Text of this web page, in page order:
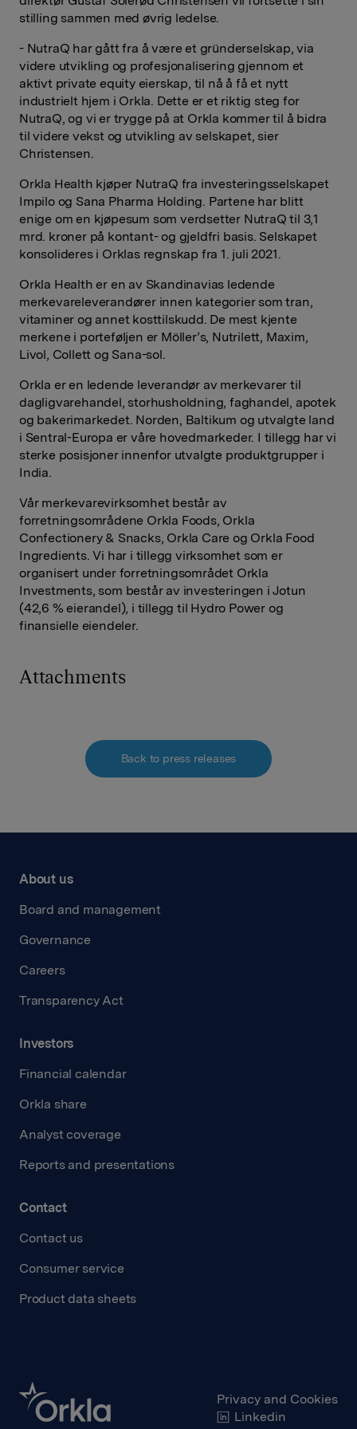
stilling sammen med øvrig ledelse.
- NutraQ har gått fra å være et gründerselskap, via
videre utvikling og profesjonalisering gjennom et
aktivt private equity eierskap, til nå å få et nytt
industrielt hjem i Orkla. Dette er et riktig steg for
NutraQ, og vi er trygge på at Orkla kommer til å bidra
til videre vekst og utvikling av selskapet, sier
Christensen.
Orkla Health kjøper NutraQ fra investeringsselskapet
Impilo og Sana Pharma Holding. Partene har blitt
enige om en kjøpesum som verdsetter NutraQ til 3,1
mrd. kroner på kontant- og gjeldfri basis. Selskapet
konsolideres i Orklas regnskap fra 1. juli 2021.
Orkla Health er en av Skandinavias ledende
merkevareleverandører innen kategorier som tran,
vitaminer og annet kosttilskudd. De mest kjente
merkene i porteføljen er Möller’s, Nutrilett, Maxim,
Livol, Collett og Sana-sol.
Orkla er en ledende leverandør av merkevarer til
dagligvarehandel, storhusholdning, faghandel, apotek
og bakerimarkedet. Norden, Baltikum og utvalgte land
i Sentral-Europa er våre hovedmarkeder. I tillegg har vi
sterke posisjoner innenfor utvalgte produktgrupper i
India.
Vår merkevarevirksomhet består av
forretningsområdene Orkla Foods, Orkla
Confectionery & Snacks, Orkla Care og Orkla Food
Ingredients. Vi har i tillegg virksomhet som er
organisert under forretningsområdet Orkla
Investments, som består av investeringen i Jotun
(42,6 % eierandel), i tillegg til Hydro Power og
finansielle eiendeler.
Attachments
Back to press releases
About us
Board and management
Governance
Careers
Transparency Act
Investors
Financial calendar
Orkla share
Analyst coverage
Reports and presentations
Contact
Contact us
Consumer service
Product data sheets
Privacy and Cookies
Linkedin